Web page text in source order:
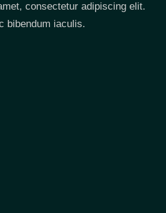
consectetur adipiscing elit.
bibendum iaculis.